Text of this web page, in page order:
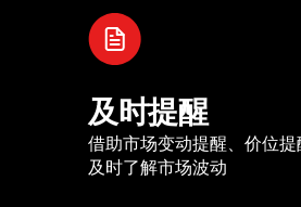
及时提醒
借助市场变动提醒、价位提
及时了解市场波动